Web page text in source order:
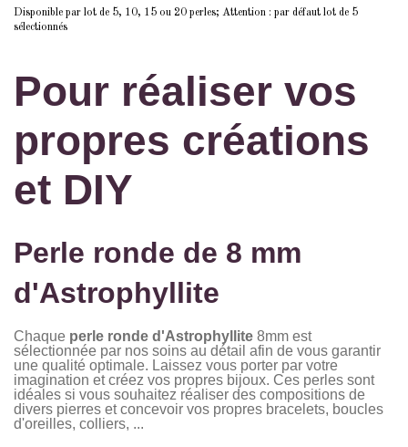
Disponible par lot de 5, 10, 15 ou 20 perles; Attention : par défaut lot de 5
sélectionnés
Pour réaliser vos
propres créations
et DIY
Perle ronde de 8 mm
d'Astrophyllite
Chaque perle ronde d'Astrophyllite 8mm est
sélectionnée par nos soins au détail afin de vous garantir
une qualité optimale. Laissez vous porter par votre
imagination et créez vos propres bijoux. Ces perles sont
idéales si vous souhaitez réaliser des compositions de
divers pierres et concevoir vos propres bracelets, boucles
d'oreilles, colliers, ...